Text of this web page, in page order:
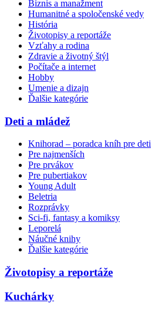
Biznis a manažment
Humanitné a spoločenské vedy
História
Životopisy a reportáže
Vzťahy a rodina
Zdravie a životný štýl
Počítače a internet
Hobby
Umenie a dizajn
Ďalšie kategórie
Deti a mládež
Knihorad – poradca kníh pre deti
Pre najmenších
Pre prvákov
Pre pubertiakov
Young Adult
Beletria
Rozprávky
Sci-fi, fantasy a komiksy
Leporelá
Náučné knihy
Ďalšie kategórie
Životopisy a reportáže
Kuchárky